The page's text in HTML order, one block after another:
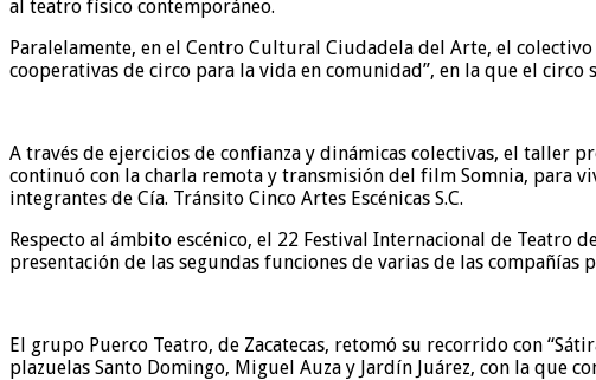
al teatro físico contemporáneo.
Paralelamente, en el Centro Cultural Ciudadela del Arte, el
cooperativas de circo para la vida en comunidad”, en la que el
A través de ejercicios de confianza y dinámicas colectivas, el taller
continuó con la charla remota y transmisión del film Somnia, para
integrantes de Cía. Tránsito Cinco Artes Escénicas S.C.
Respecto al ámbito escénico, el 22 Festival Internacional de Teatro
presentación de las segundas funciones de varias de las compañías
El grupo Puerco Teatro, de Zacatecas, retomó su recorrido con
plazuelas Santo Domingo, Miguel Auza y Jardín Juárez, con la